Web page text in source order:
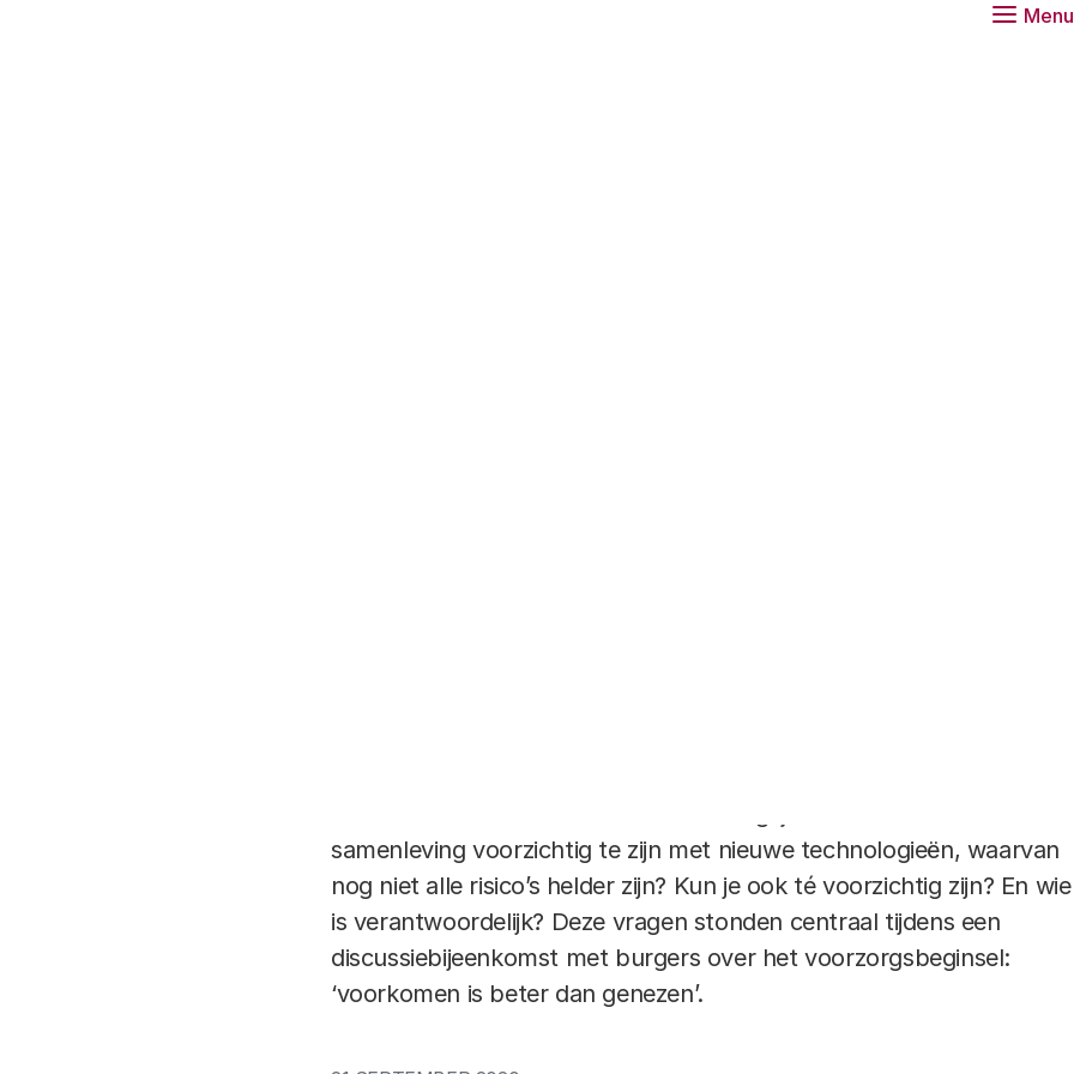
Menu
met onzekere risico’s:
samenleving voorzichtig te zijn met nieuwe technologieën, waarvan
nog niet alle risico’s helder zijn? Kun je ook té voorzichtig zijn? En wie
is verantwoordelijk? Deze vragen stonden centraal tijdens een
discussiebijeenkomst met burgers over het voorzorgsbeginsel:
‘voorkomen is beter dan genezen’.
Blok/Shutterstock